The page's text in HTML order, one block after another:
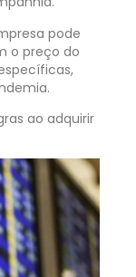
pode
o preço do
ao adquirir